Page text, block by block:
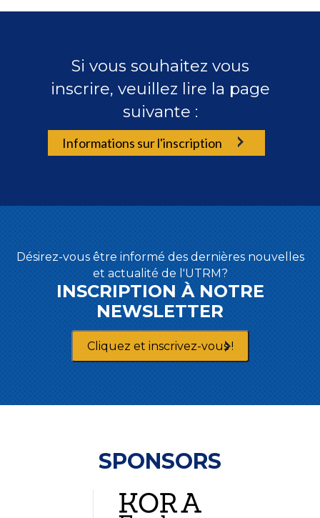
Si vous souhaitez vous
inscrire, veuillez lire la page
suivante :
Informations sur l'inscription
Désirez-vous être informé des dernières nouvelles
et actualité de l'UTRM?
INSCRIPTION À NOTRE
NEWSLETTER
Cliquez et inscrivez-vous !
SPONSORS